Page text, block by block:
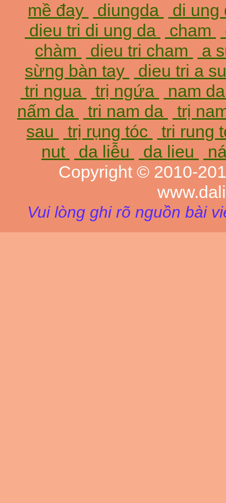
mề đay
diungda
di
dieu tri di ung da
cham
chàm
dieu tri cham
a
sừng bàn tay
dieu tri a
tri ngua
trị ngứa
nam
nấm da
tri nam da
trị
sau
trị rụng tóc
tri rung
nut
da liễu da lieu
Copyright © 2010-
Vui lòng ghi rõ nguồn bài